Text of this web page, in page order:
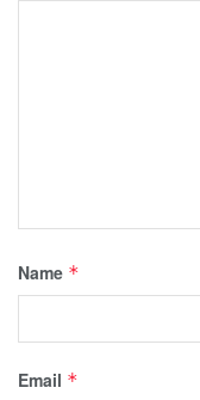
Name *
Email *